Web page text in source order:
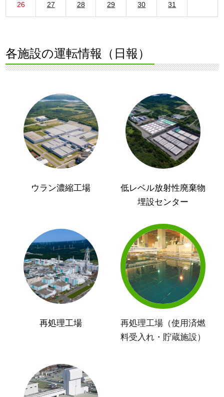
26 27 28 29 30 31
各施設の運転情報（日報）
ウラン濃縮工場
低レベル放射性廃棄物
埋設センター
再処理工場
再処理工場（使用済燃
料受入れ・貯蔵施設）